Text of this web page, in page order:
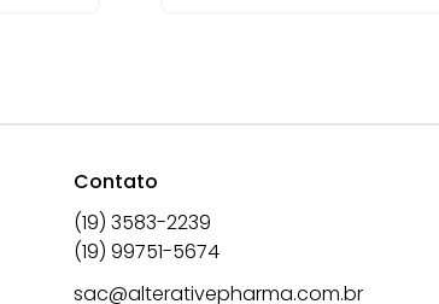
Contato
(19) 3583-2239
(19) 99751-5674
sac@alterativepharma.com.br